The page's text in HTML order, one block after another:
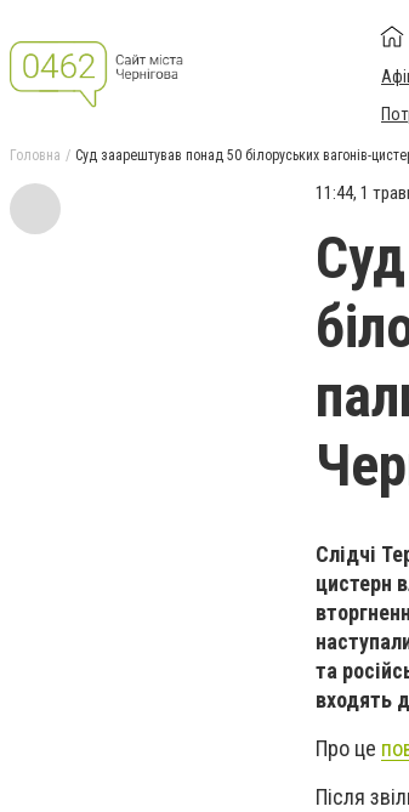
Головна Суд заарештував понад 50 білоруських вагонів-
11:44, 1
Слідчі
цистерн
та
входять
Про це
Після